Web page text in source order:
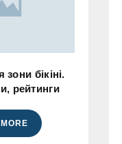
зони бікіні.
рейтинги